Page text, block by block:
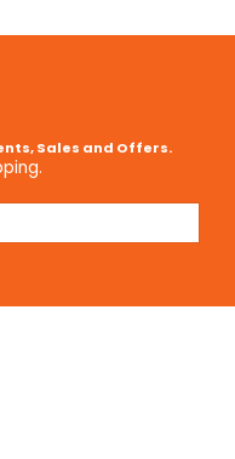
Sales and Offers.